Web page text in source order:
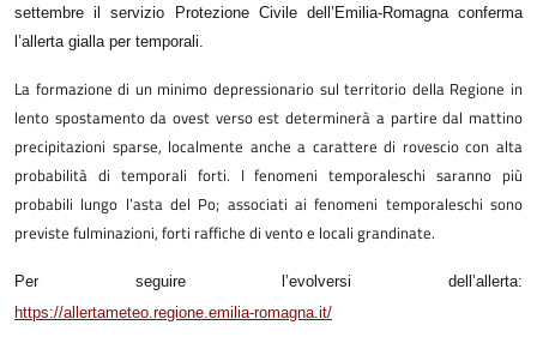
settembre il servizio Protezione Civile dell’Emilia-Romagna conferma
l’allerta gialla per temporali.
La formazione di un minimo depressionario sul territorio della Regione in
lento spostamento da ovest verso est determinerà a partire dal mattino
precipitazioni sparse, localmente anche a carattere di rovescio con alta
probabilità di temporali forti. I fenomeni temporaleschi saranno più
probabili lungo l’asta del Po; associati ai fenomeni temporaleschi sono
previste fulminazioni, forti raffiche di vento e locali grandinate.
Per seguire l’evolversi dell’allerta:
https://allertameteo.regione.emilia-romagna.it/